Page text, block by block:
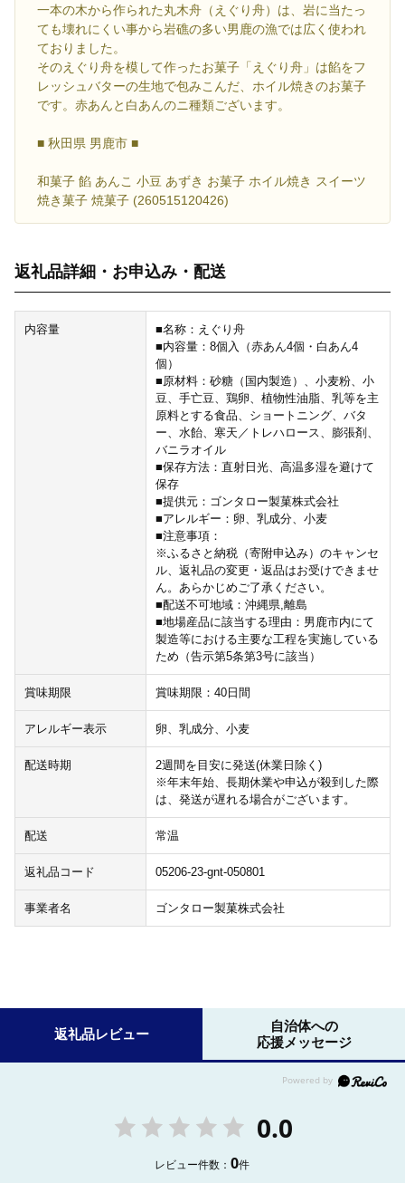
一本の木から作られた丸木舟（えぐり舟）は、岩に当たっ
ても壊れにくい事から岩礁の多い男鹿の漁では広く使われ
ておりました。
そのえぐり舟を模して作ったお菓子「えぐり舟」は餡をフ
レッシュバターの生地で包みこんだ、ホイル焼きのお菓子
です。赤あんと白あんのニ種類ございます。
■ 秋田県 男鹿市 ■
和菓子 餡 あんこ 小豆 あずき お菓子 ホイル焼き スイーツ
焼き菓子 焼菓子 (260515120426)
返礼品詳細・お申込み・配送
内容量
■名称：えぐり舟
■内容量：8個入（赤あん4個・白あん4
個）
■原材料：砂糖（国内製造）、小麦粉、小
豆、手亡豆、鶏卵、植物性油脂、乳等を主
原料とする食品、ショートニング、バタ
ー、水飴、寒天／トレハロース、膨張剤、
バニラオイル
■保存方法：直射日光、高温多湿を避けて
保存
■提供元：ゴンタロー製菓株式会社
■アレルギー：卵、乳成分、小麦
■注意事項：
※ふるさと納税（寄附申込み）のキャンセ
ル、返礼品の変更・返品はお受けできませ
ん。あらかじめご了承ください。
■配送不可地域：沖縄県,離島
■地場産品に該当する理由：男鹿市内にて
製造等における主要な工程を実施している
ため（告示第5条第3号に該当）
賞味期限 賞味期限：40日間
アレルギー表示 卵、乳成分、小麦
配送時期
2週間を目安に発送(休業日除く)
※年末年始、長期休業や申込が殺到した際
は、発送が遅れる場合がございます。
配送 常温
返礼品コード 05206-23-gnt-050801
事業者名 ゴンタロー製菓株式会社
返礼品レビュー
自治体への
応援メッセージ
0.0
レビュー件数：0件